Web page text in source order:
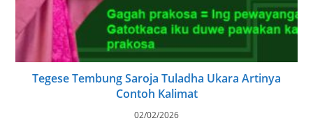
Tegese Tembung Saroja Tuladha Ukara Artinya
Contoh Kalimat
02/02/2026